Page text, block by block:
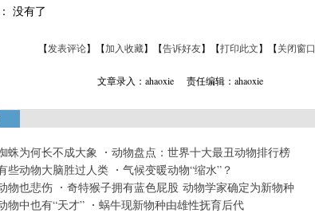
没有了
【发表评论】【加入收藏】【告诉好友】【打印此文】【关闭窗口
文章录入：ahaoxie 责任编辑：ahaoxie
蛛为何长不成大象
动物盘点：世界十大最丑动物排行榜
些动物大脑胜过人类
气候变暖动物“缩水”？
物也悲伤
奇特猴子拥有蓝色屁股 动物学家确定为新物种
物中也有“天才”
蜗牛现新物种由雄性抚育后代